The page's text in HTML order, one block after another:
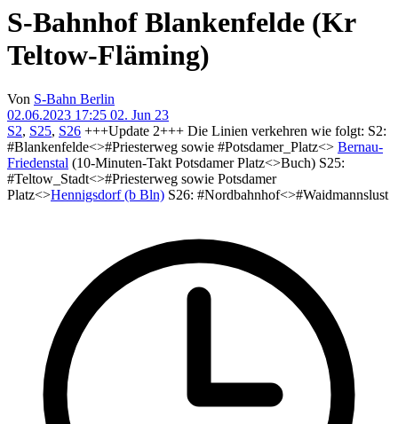
S-Bahnhof Blankenfelde (Kr
Teltow-Fläming)
Von S-Bahn Berlin
02.06.2023 17:25 02. Jun 23
S2, S25, S26 +++Update 2+++ Die Linien verkehren wie folgt: S2:
#Blankenfelde<>#Priesterweg sowie #Potsdamer_Platz<> Bernau-
Friedenstal (10-Minuten-Takt Potsdamer Platz<>Buch) S25:
#Teltow_Stadt<>#Priesterweg sowie Potsdamer
Platz<>Hennigsdorf (b Bln) S26: #Nordbahnhof<>#Waidmannslust